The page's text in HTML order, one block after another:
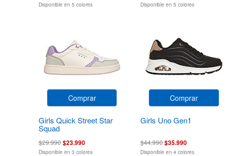
Disponible en 5 colores Disponible en 5 colores
Comprar
Girls Quick Street Star
Squad
$29.990$23.990
Disponible en 3 colores
Comprar
Girls Uno Gen1
$44.990$35.990
Disponible en 4 colores